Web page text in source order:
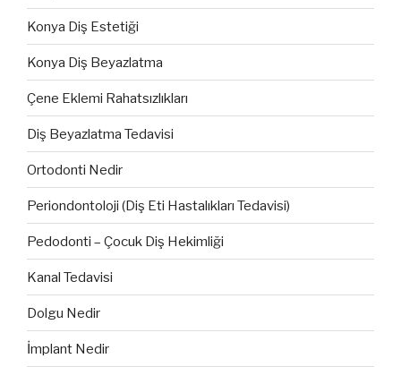
Konya Diş Estetiği
Konya Diş Beyazlatma
Çene Eklemi Rahatsızlıkları
Diş Beyazlatma Tedavisi
Ortodonti Nedir
Periondontoloji (Diş Eti Hastalıkları Tedavisi)
Pedodonti – Çocuk Diş Hekimliği
Kanal Tedavisi
Dolgu Nedir
İmplant Nedir